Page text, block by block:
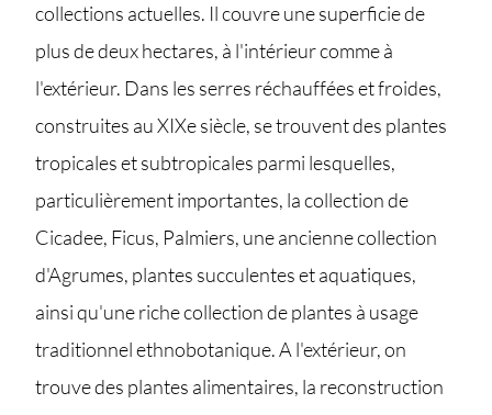
collections actuelles. Il couvre une superficie de
plus de deux hectares, à l'intérieur comme à
l'extérieur. Dans les serres réchauffées et froides,
construites au XIXe siècle, se trouvent des plantes
tropicales et subtropicales parmi lesquelles,
particulièrement importantes, la collection de
Cicadee, Ficus, Palmiers, une ancienne collection
d'Agrumes, plantes succulentes et aquatiques,
ainsi qu'une riche collection de plantes à usage
traditionnel ethnobotanique. A l'extérieur, on
trouve des plantes alimentaires, la reconstruction